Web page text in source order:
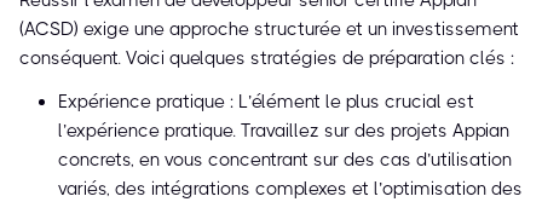
(ACSD) exige une approche structurée et un investissement
conséquent. Voici quelques stratégies de préparation clés :
Expérience pratique : L’élément le plus crucial est
l’expérience pratique. Travaillez sur des projets Appian
concrets, en vous concentrant sur des cas d’utilisation
variés, des intégrations complexes et l’optimisation des